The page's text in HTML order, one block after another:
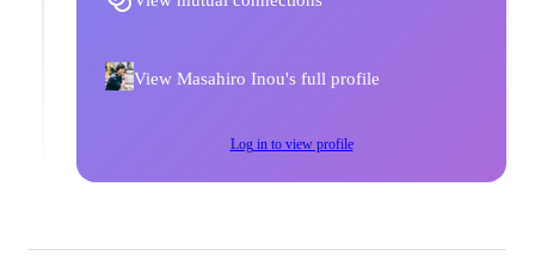
View Masahiro Inou's full profile
Log in to view profile